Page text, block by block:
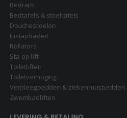
Bedrails
Bedtafels & stoeltafels
Douchestoelen
Instapbaden
Rollators
Sta-op lift
Toiletliften
Toiletverhoging
Verpleegbedden & ziekenhuisbedden
Zwembadliften